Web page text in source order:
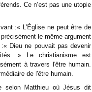
Ce n’est pas une utopie
:« L’Église ne peut être de
le même argument
Dieu ne pouvait pas devenir
» Le christianisme est
à travers l'être humain.
de l'être humain.
selon Matthieu où Jésus dit